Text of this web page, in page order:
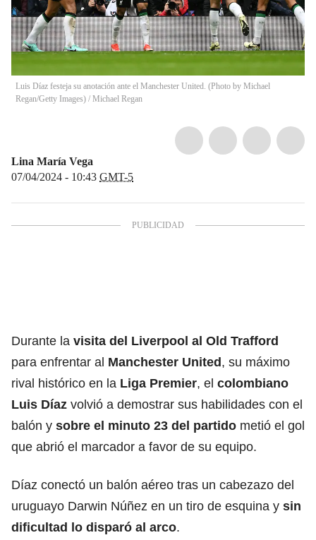
Luis Díaz festeja su anotación ante el Manchester United. (Photo by Michael
Regan/Getty Images) / Michael Regan
Lina María Vega
07/04/2024 - 10:43 GMT-5
Durante la visita del Liverpool al Old Trafford
para enfrentar al Manchester United, su máximo
rival histórico en la Liga Premier, el colombiano
Luis Díaz volvió a demostrar sus habilidades con el
balón y sobre el minuto 23 del partido metió el gol
que abrió el marcador a favor de su equipo.
Díaz conectó un balón aéreo tras un cabezazo del
uruguayo Darwin Núñez en un tiro de esquina y sin
dificultad lo disparó al arco.